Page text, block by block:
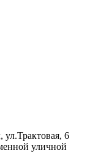
ул.Трактовая, 6